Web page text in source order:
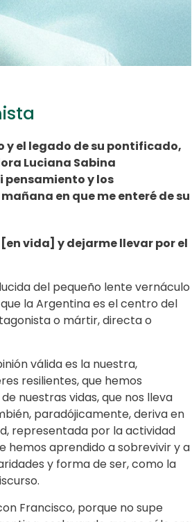
y el legado de su pontificado,
Luciana Sabina
pensamiento y los
en que me enteré de su
vida] y dejarme llevar por el
del pequeño lente vernáculo
la Argentina es el centro del
o mártir, directa o
válida es la nuestra,
resilientes, que hemos
nuestras vidas, que nos lleva
paradójicamente, deriva en
representada por la actividad
hemos aprendido a sobrevivir y a
y forma de ser, como la
Francisco, porque no supe